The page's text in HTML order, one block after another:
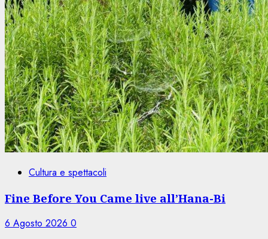
Cultura e spettacoli
Fine Before You Came live all’Hana-Bi
6 Agosto 2026 0